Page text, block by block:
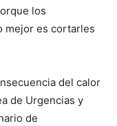
los
mejor es cortarles
del calor
de Urgencias y
de